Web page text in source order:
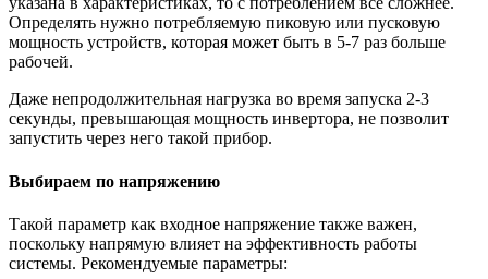
Определять нужно потребляемую пиковую или пусковую
мощность устройств, которая может быть в 5-7 раз больше
рабочей.
Даже непродолжительная нагрузка во время запуска 2-3
секунды, превышающая мощность инвертора, не позволит
запустить через него такой прибор.
Выбираем по напряжению
Такой параметр как входное напряжение также важен,
поскольку напрямую влияет на эффективность работы
системы. Рекомендуемые параметры: